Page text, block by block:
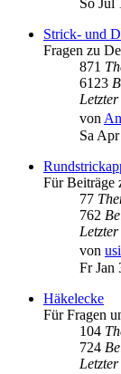
So Jul
Strick- und
Fragen zu
871
6123
von
Sa
Für Beiträge
77
762
von
Fr Jan
Häkelecke
Für Fragen
104
724